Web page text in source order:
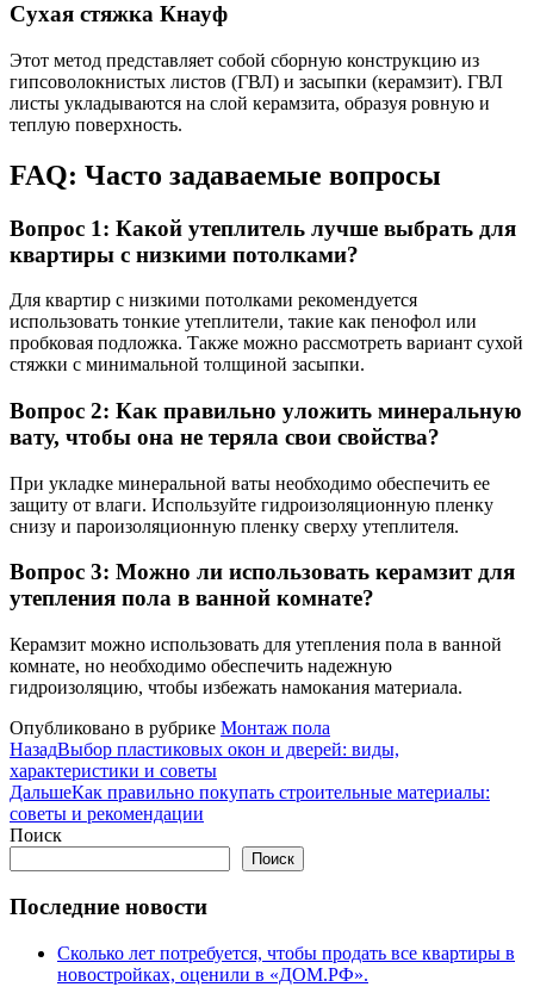
Сухая стяжка Кнауф
Этот метод представляет собой сборную конструкцию из
гипсоволокнистых листов (ГВЛ) и засыпки (керамзит). ГВЛ
листы укладываются на слой керамзита, образуя ровную и
теплую поверхность.
FAQ: Часто задаваемые вопросы
Вопрос 1: Какой утеплитель лучше выбрать для
квартиры с низкими потолками?
Для квартир с низкими потолками рекомендуется
использовать тонкие утеплители, такие как пенофол или
пробковая подложка. Также можно рассмотреть вариант сухой
стяжки с минимальной толщиной засыпки.
Вопрос 2: Как правильно уложить минеральную
вату, чтобы она не теряла свои свойства?
При укладке минеральной ваты необходимо обеспечить ее
защиту от влаги. Используйте гидроизоляционную пленку
снизу и пароизоляционную пленку сверху утеплителя.
Вопрос 3: Можно ли использовать керамзит для
утепления пола в ванной комнате?
Керамзит можно использовать для утепления пола в ванной
комнате, но необходимо обеспечить надежную
гидроизоляцию, чтобы избежать намокания материала.
Опубликовано в рубрике Монтаж пола
НазадВыбор пластиковых окон и дверей: виды,
характеристики и советы
ДальшеКак правильно покупать строительные материалы:
советы и рекомендации
Поиск
Поиск
Последние новости
Сколько лет потребуется, чтобы продать все квартиры в
новостройках, оценили в «ДОМ.РФ».